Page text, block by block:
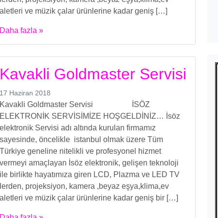
ve müzik çalar ürünlerine kadar geniş […]
fazla »
Goldmaster Servisi
Haziran 2018
Goldmaster Servisi İSÖZ
SERVİSİMİZE HOŞGELDİNİZ… İsöz
Servisi adı altında kurulan firmamız
öncelikle istanbul olmak üzere Tüm
geneline nitelikli ve profesyonel hizmet
amaçlayan İsöz elektronik, gelişen teknoloji
birlikte hayatımıza giren LCD, Plazma ve LED TV
projeksiyon, kamera ,beyaz eşya,klima,ev
ve müzik çalar ürünlerine kadar geniş bir […]